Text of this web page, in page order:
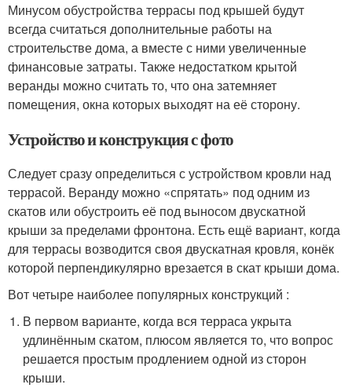
Минусом обустройства террасы под крышей будут
всегда считаться дополнительные работы на
строительстве дома, а вместе с ними увеличенные
финансовые затраты. Также недостатком крытой
веранды можно считать то, что она затемняет
помещения, окна которых выходят на её сторону.
Устройство и конструкция с фото
Следует сразу определиться с устройством кровли над
террасой. Веранду можно «спрятать» под одним из
скатов или обустроить её под выносом двускатной
крыши за пределами фронтона. Есть ещё вариант, когда
для террасы возводится своя двускатная кровля, конёк
которой перпендикулярно врезается в скат крыши дома.
Вот четыре наиболее популярных конструкций :
В первом варианте, когда вся терраса укрыта
удлинённым скатом, плюсом является то, что вопрос
решается простым продлением одной из сторон
крыши.